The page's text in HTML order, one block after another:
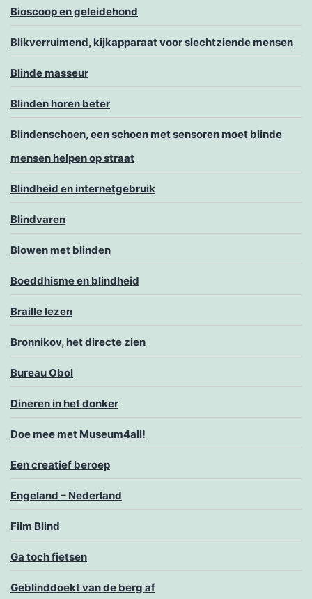
Bioscoop en geleidehond
Blikverruimend, kijkapparaat voor slechtziende mensen
Blinde masseur
Blinden horen beter
Blindenschoen, een schoen met sensoren moet blinde
mensen helpen op straat
Blindheid en internetgebruik
Blindvaren
Blowen met blinden
Boeddhisme en blindheid
Braille lezen
Bronnikov, het directe zien
Bureau Obol
Dineren in het donker
Doe mee met Museum4all!
Een creatief beroep
Engeland – Nederland
Film Blind
Ga toch fietsen
Geblinddoekt van de berg af